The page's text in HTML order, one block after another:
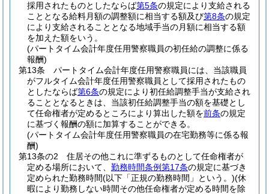
採用されたものとしたならば第5条の規定により支給される
こととなる給料月額の調整額に相当する額及び第8条の規定
により支給されることとなる地域手当の月額に相当する額
を加えた額をいう。
(パートタイム会計年度任用警察職員の初任給の調整に係る
報酬)
第13条
パートタイム会計年度任用警察職員には、当該職員
がフルタイム会計年度任用警察職員として採用されたもの
としたならば第6条の規定により初任給調整手当が支給され
ることとなるときは、当該初任給調整手当の額を基礎とし
て任命権者が定めるところにより算出した額を前条の規定
に基づく報酬の額に加算することができる。
(パートタイム会計年度任用警察職員の在宅勤務等に係る報
酬)
第13条の2
住居その他これに準ずるものとして任命権者が
定める場所において、 勤務時間条例第17条の規定に基づき
定められた勤務時間(以下「正規の勤務時間」という。)(休
暇により勤務しない時間その他任命権者が定める時間を除